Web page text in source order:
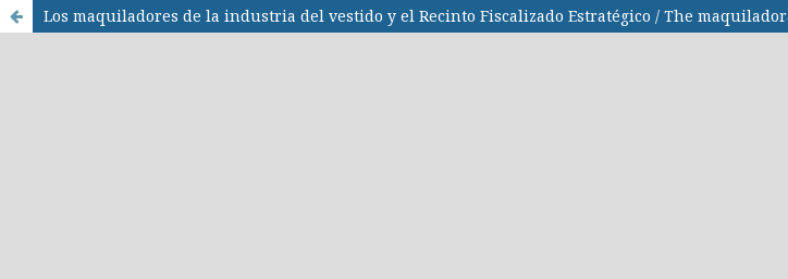
Los maquiladores de la industria del vestido y el Recinto Fiscalizado Estratégico / The